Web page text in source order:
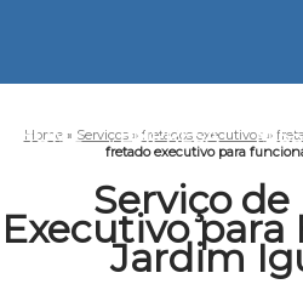
HOME EMPRESA
Home » Serviços » fretados executivos »
fretado executivo para
Serviço
Executivo para
Jardim